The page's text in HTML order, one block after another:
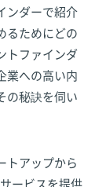
ンダーで紹介
るためにどの
トファインダ
業への高い内
の秘訣を伺い
トアップから